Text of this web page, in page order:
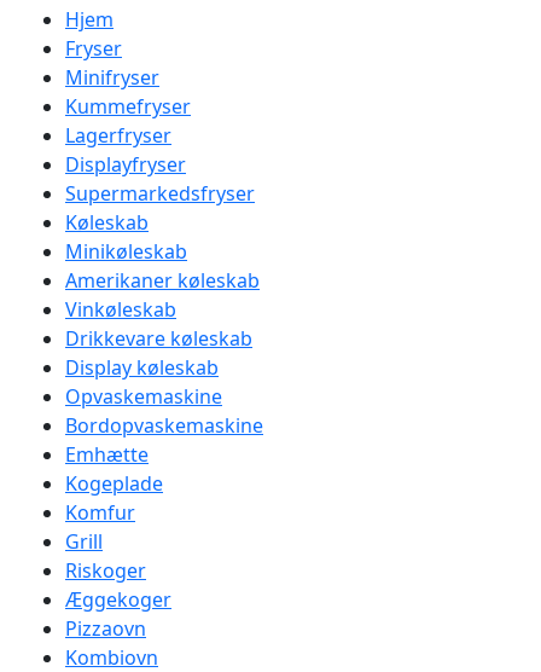
Hjem
Fryser
Minifryser
Kummefryser
Lagerfryser
Displayfryser
Supermarkedsfryser
Køleskab
Minikøleskab
Amerikaner køleskab
Vinkøleskab
Drikkevare køleskab
Display køleskab
Opvaskemaskine
Bordopvaskemaskine
Emhætte
Kogeplade
Komfur
Grill
Riskoger
Æggekoger
Pizzaovn
Kombiovn